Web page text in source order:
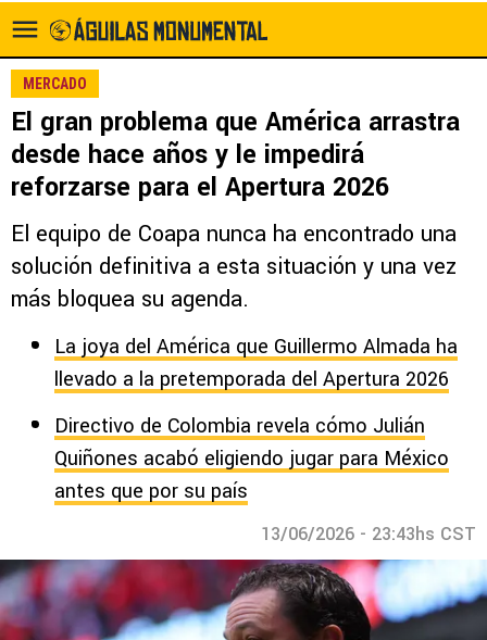
MERCADO
El gran problema que América arrastra
desde hace años y le impedirá
reforzarse para el Apertura 2026
El equipo de Coapa nunca ha encontrado una
solución definitiva a esta situación y una vez
más bloquea su agenda.
La joya del América que Guillermo Almada ha
llevado a la pretemporada del Apertura 2026
Directivo de Colombia revela cómo Julián
Quiñones acabó eligiendo jugar para México
antes que por su país
13/06/2026 - 23:43hs CST